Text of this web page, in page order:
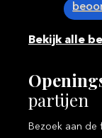
Bekijk alle
partijen
Bezoek aan de